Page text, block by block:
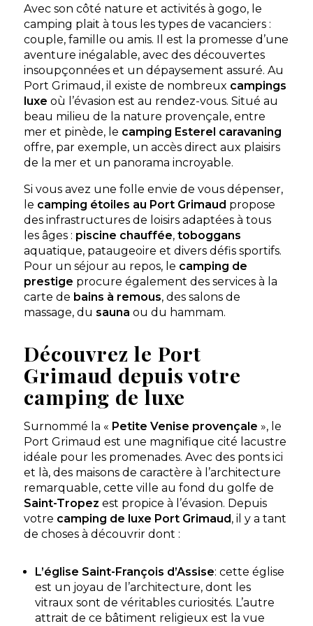
Avec son côté nature et activités à gogo, le
camping plait à tous les types de vacanciers :
couple, famille ou amis. Il est la promesse d’une
aventure inégalable, avec des découvertes
insoupçonnées et un dépaysement assuré. Au
Port Grimaud, il existe de nombreux campings
luxe où l’évasion est au rendez-vous. Situé au
beau milieu de la nature provençale, entre
mer et pinède, le camping Esterel caravaning
offre, par exemple, un accès direct aux plaisirs
de la mer et un panorama incroyable.
Si vous avez une folle envie de vous dépenser,
le camping étoiles au Port Grimaud propose
des infrastructures de loisirs adaptées à tous
les âges : piscine chauffée,toboggans
aquatique, pataugeoire et divers défis sportifs.
Pour un séjour au repos, le camping de
prestige procure également des services à la
carte de bains à remous, des salons de
massage, du sauna ou du hammam.
Découvrez le Port
Grimaud depuis votre
camping de luxe
Surnommé la « Petite Venise provençale », le
Port Grimaud est une magnifique cité lacustre
idéale pour les promenades. Avec des ponts ici
et là, des maisons de caractère à l’architecture
remarquable, cette ville au fond du golfe de
Saint-Tropez est propice à l’évasion. Depuis
votre camping de luxe Port Grimaud , il y a tant
de choses à découvrir dont :
L’église Saint-François d’Assise: cette église
est un joyau de l’architecture, dont les
vitraux sont de véritables curiosités. L’autre
attrait de ce bâtiment religieux est la vue